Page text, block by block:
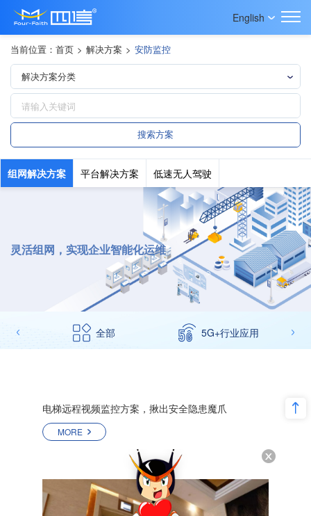
English
当前位置： 首页 > 解决方案 > 安防监控
组网解决方案 平台解决方案 低速无人驾驶
灵活组网，实现企业智能化运维
全部 5G+行业应用
电梯远程视频监控方案，揪出安全隐患魔爪
MORE